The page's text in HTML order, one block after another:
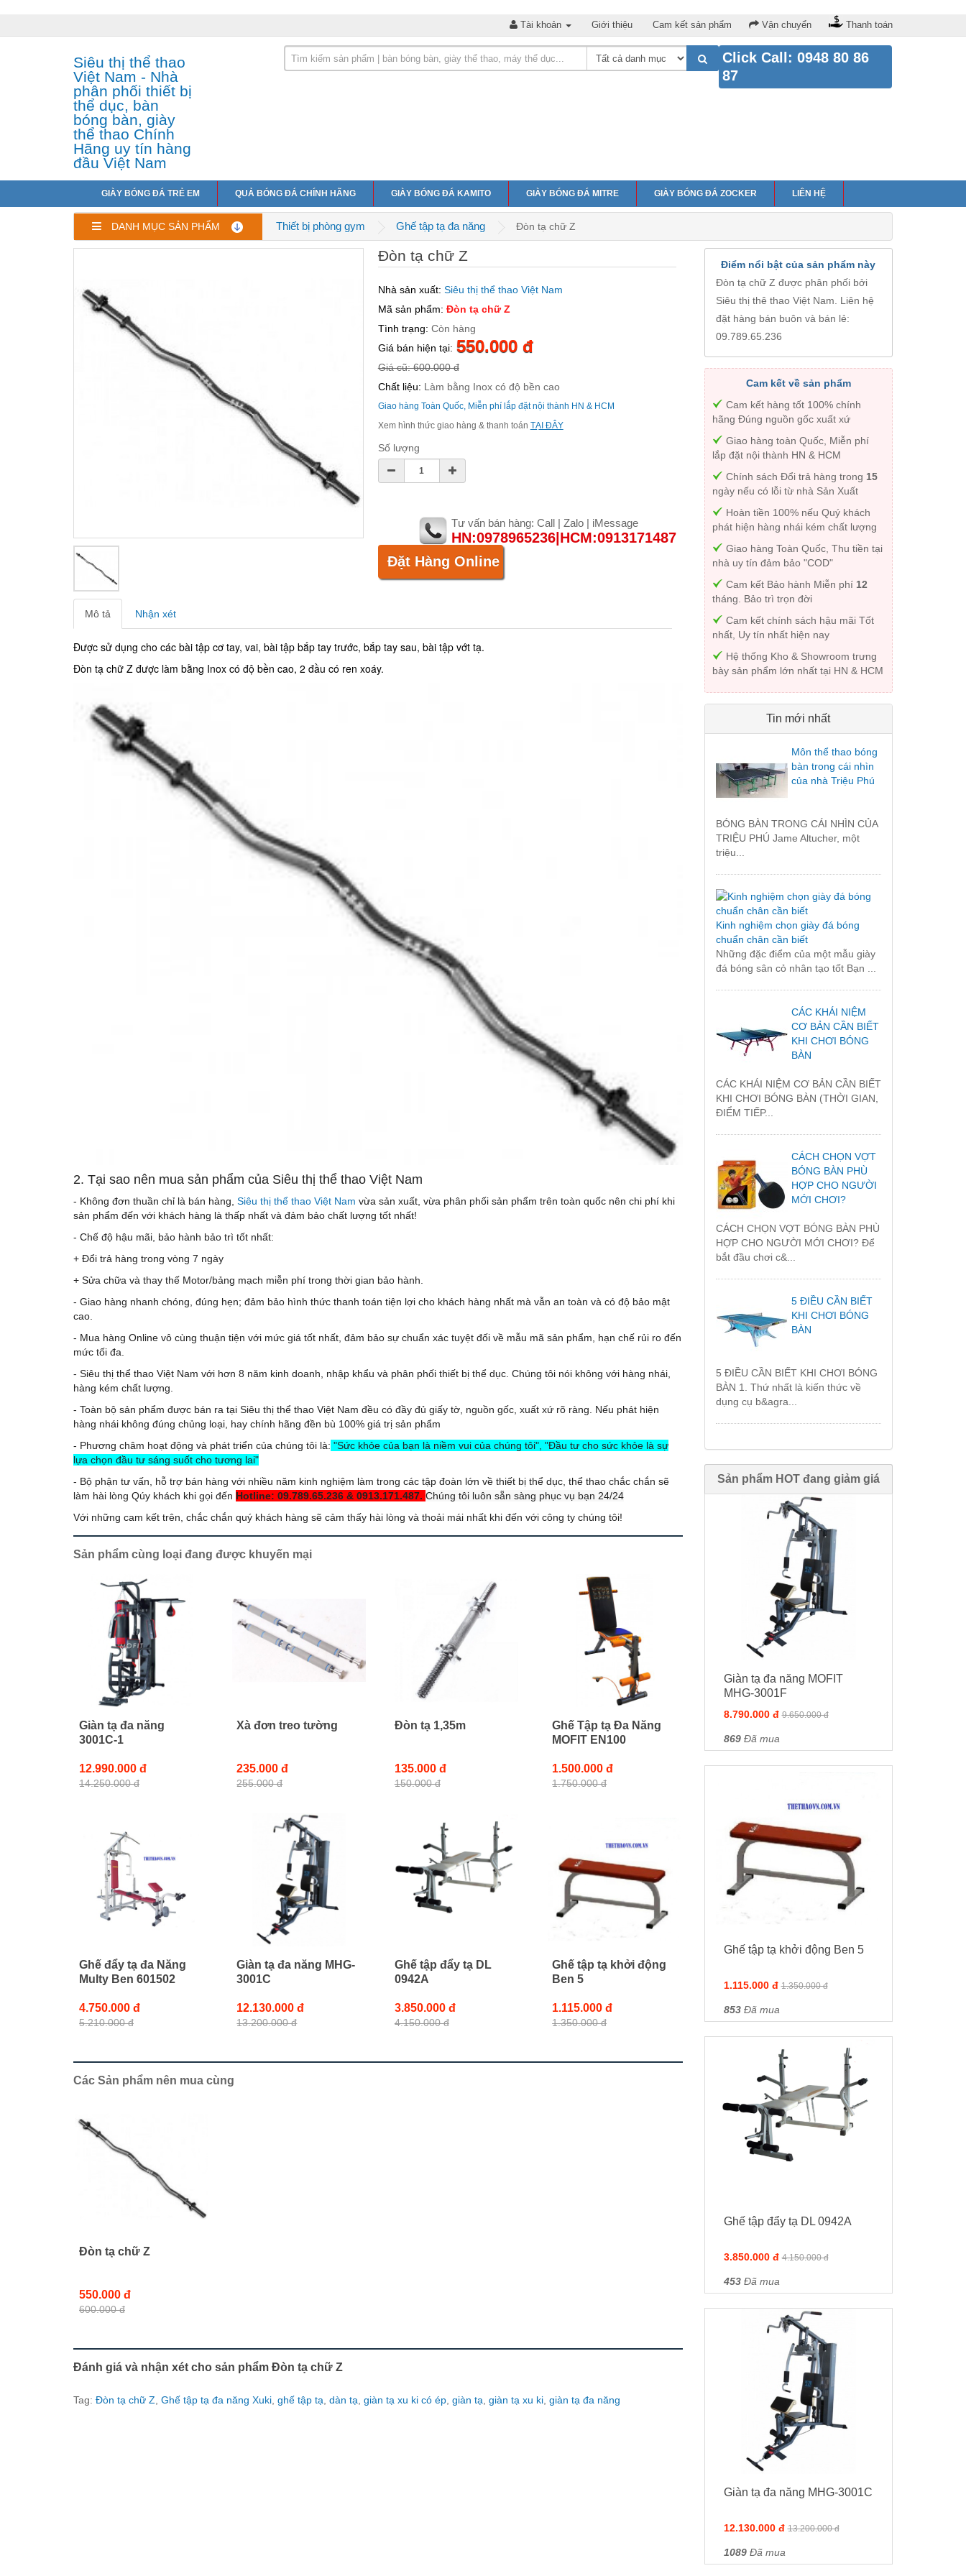
Tài khoản Giới thiệu Cam kết sản phẩm Vận chuyển Thanh toán
Siêu thị thể thao
Việt Nam - Nhà
phân phối thiết bị
thể dục, bàn
bóng bàn, giày
thể thao Chính
Hãng uy tín hàng
đầu Việt Nam
Click Call: 0948 80 86
87
GIÀY BÓNG ĐÁ TRẺ EM QUẢ BÓNG ĐÁ CHÍNH HÃNG GIÀY BÓNG ĐÁ KAMITO GIÀY BÓNG ĐÁ MITRE GIÀY BÓNG ĐÁ ZOCKER LIÊN HỆ
DANH MỤC SẢN PHẨM Thiết bị phòng gym Ghế tập tạ đa năng Đòn tạ chữ Z
Đòn tạ chữ Z
Nhà sản xuất: Siêu thị thể thao Việt Nam
Mã sản phẩm: Đòn tạ chữ Z
Tình trạng: Còn hàng
Giá bán hiện tại: 550.000 đ
Giá cũ: 600.000 đ
Chất liệu: Làm bằng Inox có độ bền cao
Giao hàng Toàn Quốc, Miễn phí lắp đặt nội thành HN & HCM
Xem hình thức giao hàng & thanh toán TẠI ĐÂY
Số lượng
Tư vấn bán hàng: Call | Zalo | iMessage
HN:0978965236|HCM:0913171487
Đặt Hàng Online
Mô tả Nhận xét
Được sử dụng cho các bài tập cơ tay, vai, bài tập bắp tay trước, bắp tay sau, bài tập vớt tạ.
Đòn tạ chữ Z được làm bằng Inox có độ bền cao, 2 đầu có ren xoáy.
2. Tại sao nên mua sản phẩm của Siêu thị thể thao Việt Nam
- Không đơn thuần chỉ là bán hàng, Siêu thị thể thao Việt Nam vừa sản xuất, vừa phân phối sản phẩm trên toàn quốc nên chi phí khi
sản phẩm đến với khách hàng là thấp nhất và đảm bảo chất lượng tốt nhất!
- Chế độ hậu mãi, bảo hành bảo trì tốt nhất:
+ Đổi trả hàng trong vòng 7 ngày
+ Sửa chữa và thay thế Motor/bảng mạch miễn phí trong thời gian bảo hành.
- Giao hàng nhanh chóng, đúng hẹn; đảm bảo hình thức thanh toán tiện lợi cho khách hàng nhất mà vẫn an toàn và có độ bảo mật
cao.
- Mua hàng Online vô cùng thuận tiện với mức giá tốt nhất, đảm bảo sự chuẩn xác tuyệt đối về mẫu mã sản phẩm, hạn chế rủi ro đến
mức tối đa.
- Siêu thị thể thao Việt Nam với hơn 8 năm kinh doanh, nhập khẩu và phân phối thiết bị thể dục. Chúng tôi nói không với hàng nhái,
hàng kém chất lượng.
- Toàn bộ sản phẩm được bán ra tại Siêu thị thể thao Việt Nam đều có đầy đủ giấy tờ, nguồn gốc, xuất xứ rõ ràng. Nếu phát hiện
hàng nhái không đúng chủng loại, hay chính hãng đền bù 100% giá trị sản phẩm
- Phương châm hoạt động và phát triển của chúng tôi là: "Sức khỏe của bạn là niềm vui của chúng tôi", "Đầu tư cho sức khỏe là sự
lựa chọn đầu tư sáng suốt cho tương lai"
- Bộ phận tư vấn, hỗ trợ bán hàng với nhiều năm kinh nghiệm làm trong các tập đoàn lớn về thiết bị thể dục, thể thao chắc chắn sẽ
làm hài lòng Qúy khách khi gọi đến Hotline: 09.789.65.236 & 0913.171.487. Chúng tôi luôn sẵn sàng phục vụ bạn 24/24
Với những cam kết trên, chắc chắn quý khách hàng sẽ cảm thấy hài lòng và thoải mái nhất khi đến với công ty chúng tôi!
Sản phẩm cùng loại đang được khuyến mại
Giàn tạ đa năng
3001C-1
12.990.000 đ
14.250.000 đ
Xà đơn treo tường
235.000 đ
255.000 đ
Đòn tạ 1,35m
135.000 đ
150.000 đ
Ghế Tập tạ Đa Năng
MOFIT EN100
1.500.000 đ
1.750.000 đ
Ghế đẩy tạ đa Năng
Multy Ben 601502
4.750.000 đ
5.210.000 đ
Giàn tạ đa năng MHG-
3001C
12.130.000 đ
13.200.000 đ
Ghế tập đẩy tạ DL
0942A
3.850.000 đ
4.150.000 đ
Ghế tập tạ khởi động
Ben 5
1.115.000 đ
1.350.000 đ
Các Sản phẩm nên mua cùng
Đòn tạ chữ Z
550.000 đ
600.000 đ
Đánh giá và nhận xét cho sản phẩm Đòn tạ chữ Z
Tag: Đòn tạ chữ Z, Ghế tập tạ đa năng Xuki, ghế tập tạ, dàn tạ, giàn tạ xu ki có ép, giàn tạ, giàn tạ xu ki, giàn tạ đa năng
Điểm nổi bật của sản phẩm này
Đòn tạ chữ Z được phân phối bởi
Siêu thị thê thao Việt Nam. Liên hệ
đặt hàng bán buôn và bán lẻ:
09.789.65.236
Cam kết về sản phẩm
Cam kết hàng tốt 100% chính
hãng Đúng nguồn gốc xuất xứ
Giao hàng toàn Quốc, Miễn phí
lắp đặt nội thành HN & HCM
Chính sách Đổi trả hàng trong 15
ngày nếu có lỗi từ nhà Sản Xuất
Hoàn tiền 100% nếu Quý khách
phát hiện hàng nhái kém chất lượng
Giao hàng Toàn Quốc, Thu tiền tại
nhà uy tín đảm bảo "COD"
Cam kết Bảo hành Miễn phí 12
tháng. Bảo trì trọn đời
Cam kết chính sách hậu mãi Tốt
nhất, Uy tín nhất hiện nay
Hệ thống Kho & Showroom trưng
bày sản phẩm lớn nhất tại HN & HCM
Tin mới nhất
Môn thể thao bóng
bàn trong cái nhìn
của nhà Triệu Phú
BÓNG BÀN TRONG CÁI NHÌN CỦA
TRIỆU PHÚ Jame Altucher, một
triệu...
Kinh nghiệm chọn giày đá bóng
chuẩn chân cần biết
Những đặc điểm của một mẫu giày
đá bóng sân cỏ nhân tạo tốt Bạn ...
CÁC KHÁI NIỆM
CƠ BẢN CẦN BIẾT
KHI CHƠI BÓNG
BÀN
CÁC KHÁI NIỆM CƠ BẢN CẦN BIẾT
KHI CHƠI BÓNG BÀN (THỜI GIAN,
ĐIỂM TIẾP...
CÁCH CHỌN VỢT
BÓNG BÀN PHÙ
HỢP CHO NGƯỜI
MỚI CHƠI?
CÁCH CHỌN VỢT BÓNG BÀN PHÙ
HỢP CHO NGƯỜI MỚI CHƠI? Để
bắt đầu chơi c&...
5 ĐIỀU CẦN BIẾT
KHI CHƠI BÓNG
BÀN
5 ĐIỀU CẦN BIẾT KHI CHƠI BÓNG
BÀN 1. Thứ nhất là kiến thức về
dụng cụ b&agra...
Sản phẩm HOT đang giảm giá
Giàn tạ đa năng MOFIT
MHG-3001F
8.790.000 đ 9.650.000 đ
869Đã mua
Ghế tập tạ khởi động Ben 5
1.115.000 đ 1.350.000 đ
853Đã mua
Ghế tập đẩy tạ DL 0942A
3.850.000 đ 4.150.000 đ
453Đã mua
Giàn tạ đa năng MHG-3001C
12.130.000 đ 13.200.000 đ
1089Đã mua